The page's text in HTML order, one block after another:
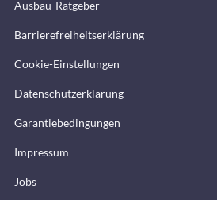
Ausbau-Ratgeber
Barrierefreiheitserklärung
Cookie-Einstellungen
Datenschutzerklärung
Garantiebedingungen
Impressum
Jobs